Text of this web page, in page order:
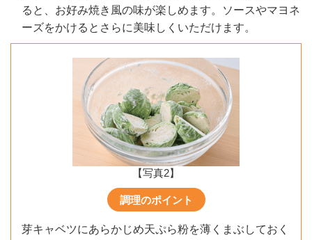
ると、お好み焼き風の味が楽しめます。ソースやマヨネ
ーズをかけるとさらに美味しくいただけます。
【写真2】
調理のポイント
芽キャベツにあらかじめ天ぷら粉を薄くまぶしておく